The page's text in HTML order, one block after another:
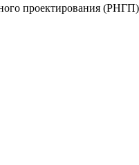
проектирования